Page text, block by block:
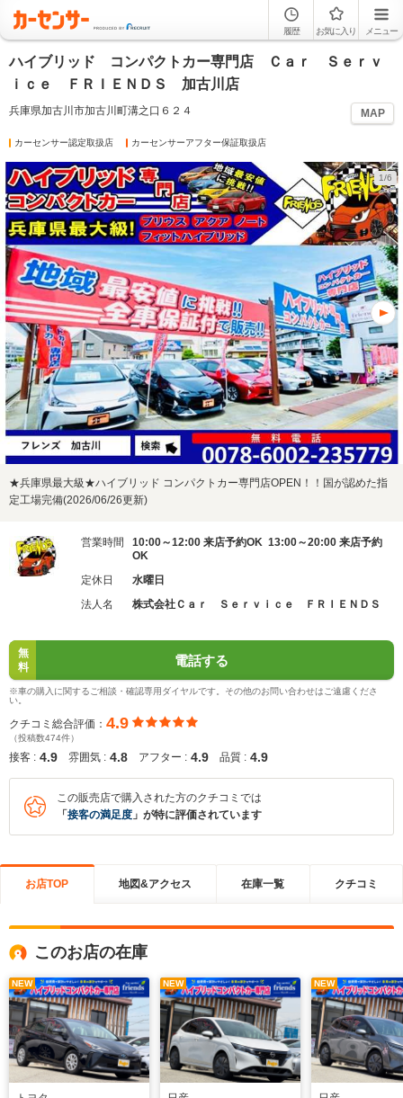
履歴 お気に入り メニュー
ハイブリッド コンパクトカー専門店 Ｃａｒ Ｓｅｒｖ
ｉｃｅ ＦＲＩＥＮＤＳ 加古川店
兵庫県加古川市加古川町溝之口６２４ MAP
カーセンサー認定取扱店 カーセンサーアフター保証取扱店
1/6
★兵庫県最大級★ハイブリッド コンパクトカー専門店OPEN！！国が認めた指
定工場完備(2026/06/26更新)
営業時間
10:00～12:00 来店予約OK 13:00～20:00 来店予約
OK
定休日
水曜日
法人名
株式会社Ｃａｒ Ｓｅｒｖｉｃｅ ＦＲＩＥＮＤＳ
無
料
電話する
※車の購入に関するご相談・確認専用ダイヤルです。その他のお問い合わせはご遠慮くださ
い。
クチコミ総合評価： 4.9
（投稿数474件）
接客 : 4.9 雰囲気 : 4.8 アフター : 4.9 品質 : 4.9
この販売店で購入された方のクチコミでは
「 接客の満足度 」が特に評価されています
お店TOP 地図&アクセス 在庫一覧 クチコミ
このお店の在庫
NEW NEW NEW